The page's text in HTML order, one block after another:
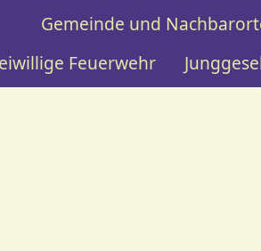
Gemeinde und
Feuerwehr